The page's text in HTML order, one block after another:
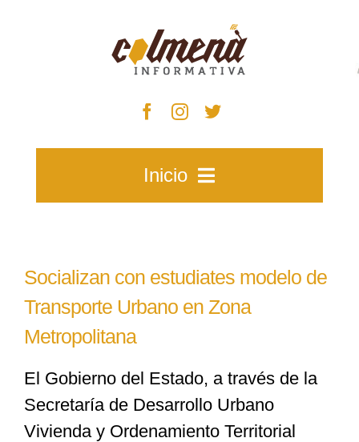
Inicio
Zacatecas
Especiales
Socializan con estudiates modelo de
Transporte Urbano en Zona
Metropolitana
El Gobierno del Estado, a través de la
Secretaría de Desarrollo Urbano
Vivienda y Ordenamiento Territorial